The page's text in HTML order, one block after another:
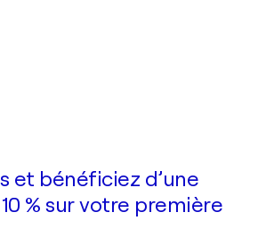
et bénéficiez d’une
% sur votre première